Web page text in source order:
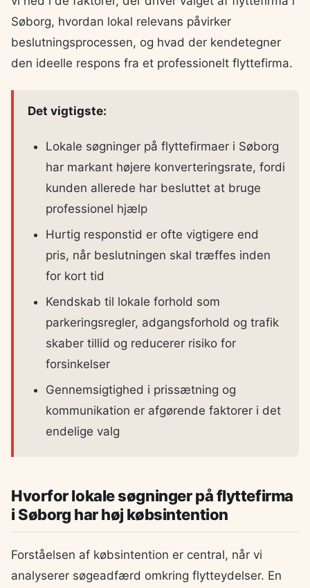
Søborg, hvordan lokal relevans påvirker
beslutningsprocessen, og hvad der kendetegner
den ideelle respons fra et professionelt flyttefirma.
Det vigtigste:
Lokale søgninger på flyttefirmaer i Søborg
har markant højere konverteringsrate, fordi
kunden allerede har besluttet at bruge
professionel hjælp
Hurtig responstid er ofte vigtigere end
pris, når beslutningen skal træffes inden
for kort tid
Kendskab til lokale forhold som
parkeringsregler, adgangsforhold og trafik
skaber tillid og reducerer risiko for
forsinkelser
Gennemsigtighed i prissætning og
kommunikation er afgørende faktorer i det
endelige valg
Hvorfor lokale søgninger på flyttefirma
i Søborg har høj købsintention
Forståelsen af købsintention er central, når vi
analyserer søgeadfærd omkring flytteydelser. En